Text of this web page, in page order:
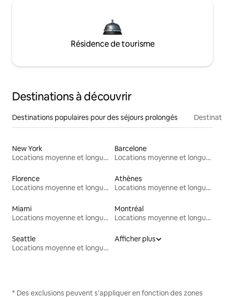
Résidence de tourisme
Destinations à découvrir
Destinations populaires pour des séjours prolongés
New York
Locations moyenne et longue durée
Barcelone
Locations moyenne et longue durée
Florence
Locations moyenne et longue durée
Athènes
Locations moyenne et longue durée
Miami
Locations moyenne et longue durée
Montréal
Locations moyenne et longue durée
Seattle
Locations moyenne et longue durée
Afficher plus
* Des exclusions peuvent s'appliquer en fonction des zones